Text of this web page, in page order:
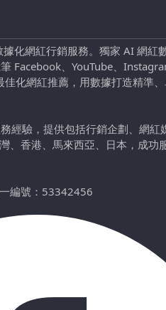
化網紅行銷服務。獨家 AI 網紅
Facebook、YouTube、
化網紅推薦，用數據打造精準
經驗，提供包括行銷企劃、網紅
、香港、馬來西亞、日本，成功
編號：53342456